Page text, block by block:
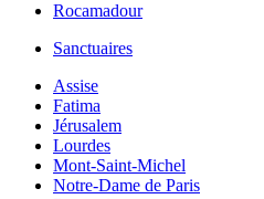
Rocamadour
Sanctuaires
Assise
Fatima
Jérusalem
Lourdes
Mont-Saint-Michel
Notre-Dame de Paris